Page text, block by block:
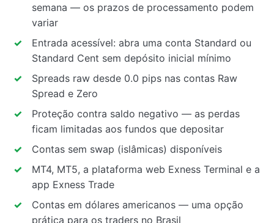
semana — os prazos de processamento podem
variar
Entrada acessível: abra uma conta Standard ou
Standard Cent sem depósito inicial mínimo
Spreads raw desde 0.0 pips nas contas Raw
Spread e Zero
Proteção contra saldo negativo — as perdas
ficam limitadas aos fundos que depositar
Contas sem swap (islâmicas) disponíveis
MT4, MT5, a plataforma web Exness Terminal e a
app Exness Trade
Contas em dólares americanos — uma opção
prática para os traders no Brasil